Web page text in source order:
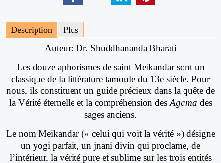
Description Plus
Auteur: Dr. Shuddhananda Bharati
Les douze aphorismes de saint Meikandar sont un
classique de la littérature tamoule du 13e siècle. Pour
nous, ils constituent un guide précieux dans la quête de
la Vérité éternelle et la compréhension desAgama des
sages anciens.
Le nom Meikandar (« celui qui voit la vérité ») désigne
un yogi parfait, un jnani divin qui proclame, de
l’intérieur, la vérité pure et sublime sur les trois entités